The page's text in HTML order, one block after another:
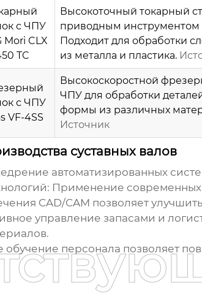
с ЧПУ
Mori CLX
TC
Высокоточный токарный
приводным инструментом
Подходит для обработки
из металла и пластика.
с ЧПУ
VF-4SS
Высокоскоростной
ЧПУ для обработки
формы из различных
Источник
суставных валов
автоматизированных
Применение современных
CAD/CAM позволяет
управление запасами и
обучение персонала позволяет